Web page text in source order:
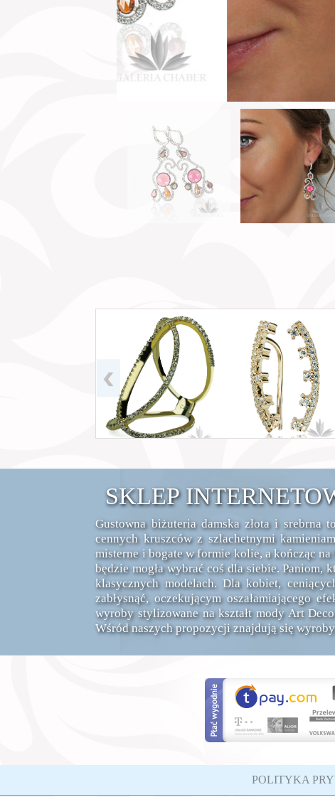
SKLEP
Gustowna biżuteria damska złota i
cennych kruszców z szlachetnymi
misterne i bogate w formie kolie, a kończąc
będzie mogła wybrać coś dla siebie.
klasycznych modelach. Dla kobiet,
zabłysnąć, oczekującym oszałamiającego
wyroby stylizowane na kształt mody Art
Wśród naszych propozycji znajdują się
POLITYKA